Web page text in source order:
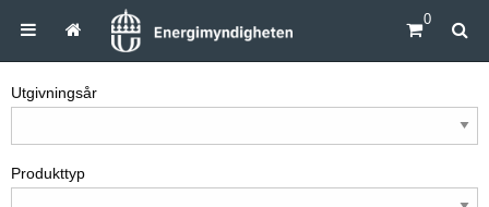
0
Utgivningsår
Produkttyp